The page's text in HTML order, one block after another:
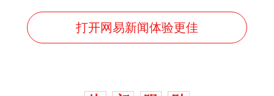
打开网易新闻体验更佳